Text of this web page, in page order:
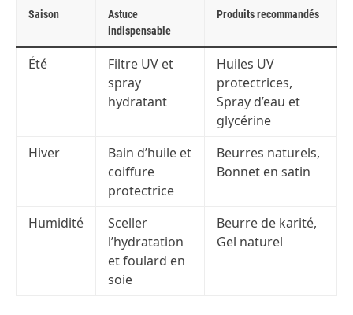
Saison
Astuce
indispensable
Produits recommandés
Été
Filtre UV et
spray
hydratant
Huiles UV
protectrices,
Spray d’eau et
glycérine
Hiver
Bain d’huile et
coiffure
protectrice
Beurres naturels,
Bonnet en satin
Humidité
Sceller
l’hydratation
et foulard en
soie
Beurre de karité,
Gel naturel